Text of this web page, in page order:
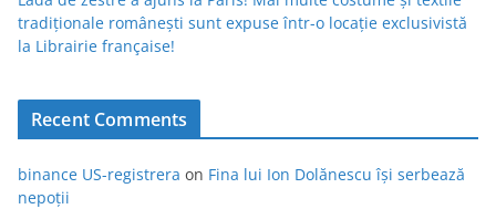
tradiționale românești sunt expuse într-o locație exclusivistă
la Librairie française!
Recent Comments
binance US-registrera on Fina lui Ion Dolănescu își serbează
nepoții